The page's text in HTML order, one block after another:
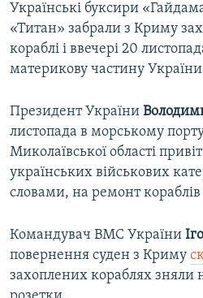
Українські буксири
«Титан» забрали з Криму
кораблі і ввечері 20
материкову частину
Президент України
листопада в морському
Миколаївської області
українських військових
словами, на ремонт кораблів
Командувач ВМС України
повернення суден з Криму
захоплених кораблях зняли